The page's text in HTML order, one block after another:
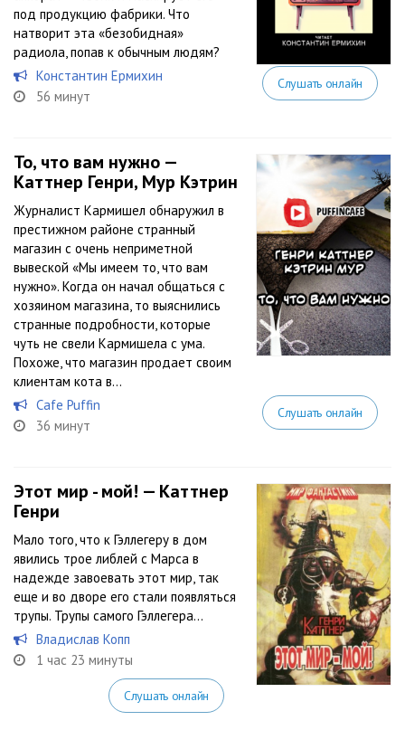
под продукцию фабрики. Что
натворит эта «безобидная»
радиола, попав к обычным людям?
Константин Ермихин
56 минут
Слушать онлайн
То, что вам нужно —
Каттнер Генри, Мур Кэтрин
Журналист Кармишел обнаружил в
престижном районе странный
магазин с очень неприметной
вывеской «Мы имеем то, что вам
нужно». Когда он начал общаться с
хозяином магазина, то выяснились
странные подробности, которые
чуть не свели Кармишела с ума.
Похоже, что магазин продает своим
клиентам кота в...
Cafe Puffin
36 минут
Слушать онлайн
Этот мир - мой! — Каттнер
Генри
Мало того, что к Гэллегеру в дом
явились трое либлей с Марса в
надежде завоевать этот мир, так
еще и во дворе его стали появляться
трупы. Трупы самого Гэллегера…
Владислав Копп
1 час 23 минуты
Слушать онлайн